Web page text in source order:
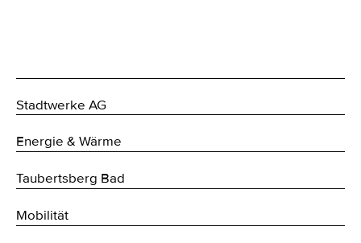
Stadtwerke AG
Energie & Wärme
Taubertsberg Bad
Mobilität